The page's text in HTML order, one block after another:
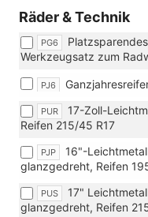
Räder & Technik
PG6
Werkzeugsatz zum
PJ6
PUR
17-Zoll-
Reifen 215/45 R17
PJP
16"-
glanzgedreht, Reifen
PUS
17"
glanzgedreht, Reifen